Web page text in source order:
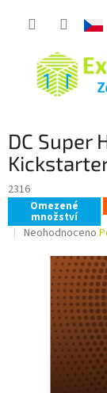
DC Super
2316
Omezené
množství
Průměrné
produktu
hvězdiček.
Neohodnoceno